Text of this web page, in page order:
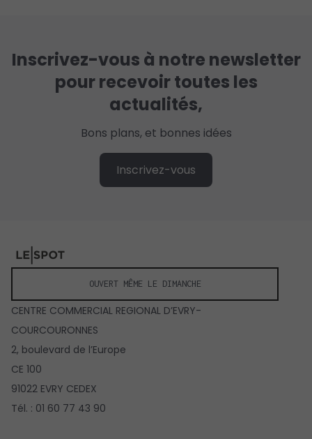
Inscrivez-vous à notre newsletter
pour recevoir toutes les
actualités,
Bons plans, et bonnes idées
Inscrivez-vous
OUVERT MÊME LE DIMANCHE
CENTRE COMMERCIAL REGIONAL D’EVRY-
COURCOURONNES
2, boulevard de l’Europe
CE 100
91022 EVRY CEDEX
Tél. : 01 60 77 43 90